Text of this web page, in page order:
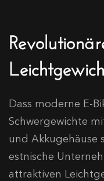
Dass moderne E-
Schwergewichte
und Akkugehäuse
estnische
attraktiven